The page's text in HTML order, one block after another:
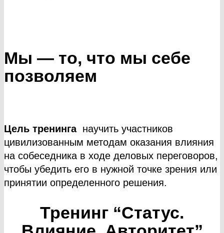
Мы — то, что мы себе
позволяем
Цель тренинга научить участников
цивилизованным методам оказания влияния
на собеседника в ходе деловых переговоров,
чтобы убедить его в нужной точке зрения или
принятии определенного решения.
Тренинг “Статус.